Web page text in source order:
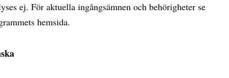
ej. För aktuella ingångsämnen och behörigheter se
hemsida.